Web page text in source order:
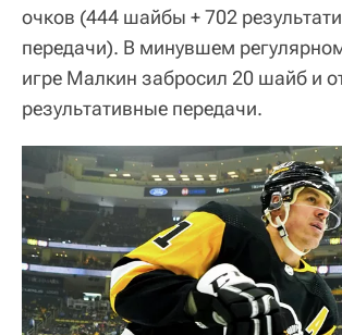
очков (444 шайбы + 702
передачи). В минувшем
игре Малкин забросил 20 шайб и
результативные передачи.